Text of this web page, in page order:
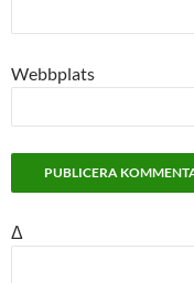
Webbplats
Δ